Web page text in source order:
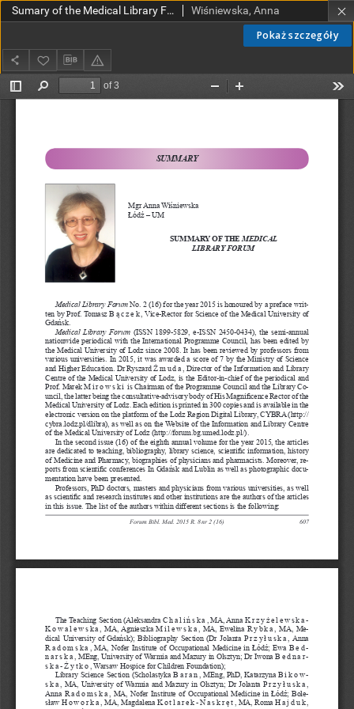
Pokaż szczegóły
Sumary of the Medical Library Forum Wiśniewska, Anna